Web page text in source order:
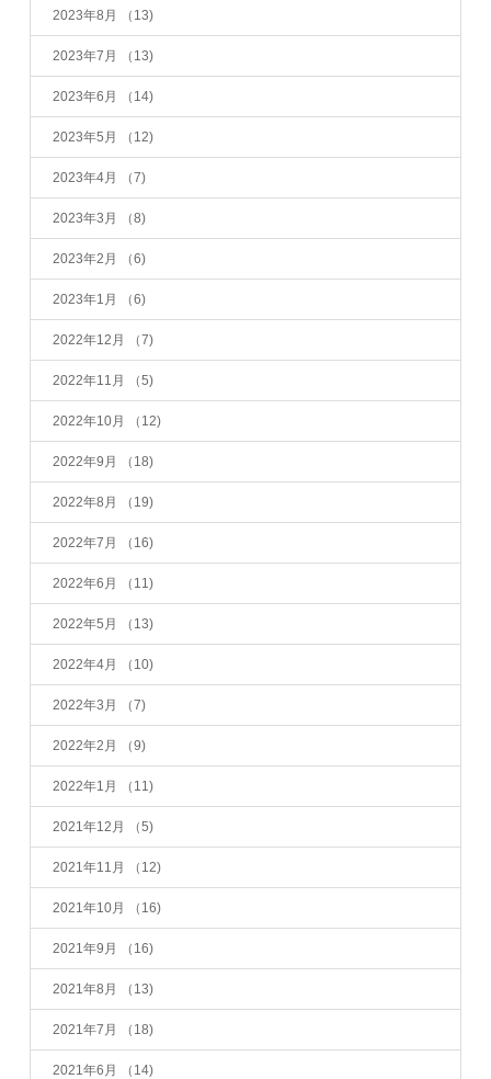
2023年8月 （13)
2023年7月 （13)
2023年6月 （14)
2023年5月 （12)
2023年4月 （7)
2023年3月 （8)
2023年2月 （6)
2023年1月 （6)
2022年12月 （7)
2022年11月 （5)
2022年10月 （12)
2022年9月 （18)
2022年8月 （19)
2022年7月 （16)
2022年6月 （11)
2022年5月 （13)
2022年4月 （10)
2022年3月 （7)
2022年2月 （9)
2022年1月 （11)
2021年12月 （5)
2021年11月 （12)
2021年10月 （16)
2021年9月 （16)
2021年8月 （13)
2021年7月 （18)
2021年6月 （14)